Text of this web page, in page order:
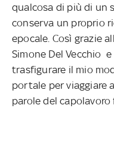
qualcosa di più di un
conserva un proprio
epocale. Così grazie
Simone Del Vecchio
trasfigurare il mio
portale per viaggiare
parole del